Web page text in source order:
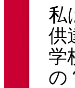
私
供
学
の